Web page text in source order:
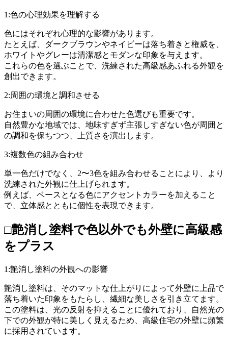
1:色の心理効果を理解する
色にはそれぞれ心理的な影響があります。
たとえば、ダークブラウンやネイビーは落ち着きと権威を、
ホワイトやグレーは清潔感とモダンな印象を与えます。
これらの色を選ぶことで、洗練された高級感あふれる外観を
創出できます。
2:周囲の環境と調和させる
お住まいの周囲の環境に合わせた色選びも重要です。
自然豊かな地域では、地味すぎず主張しすぎない色が周囲と
の調和を保ちつつ、上質さを演出します。
3:複数色の組み合わせ
単一色だけでなく、2〜3色を組み合わせることにより、より
洗練された外観に仕上げられます。
例えば、ベースとなる色にアクセントカラーを加えること
で、立体感とともに個性を表現できます。
□艶消し塗料で色以外でも外壁に高級感
をプラス
1:艶消し塗料の外観への影響
艶消し塗料は、そのマットな仕上がりによって外壁に上品で
落ち着いた印象をもたらし、繊細な美しさを引き立てます。
この塗料は、光の反射を抑えることに優れており、自然光の
下での外観が特に美しく見えるため、高級住宅の外壁に頻繁
に採用されています。